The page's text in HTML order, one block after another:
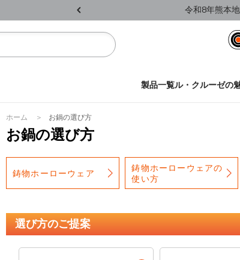
令和8年熊本
製品一覧ル・クルーゼの
ホーム お鍋の選び方
お鍋の選び方
鋳物ホーローウェア
鋳物ホーローウェアの
使い方
選び方のご提案